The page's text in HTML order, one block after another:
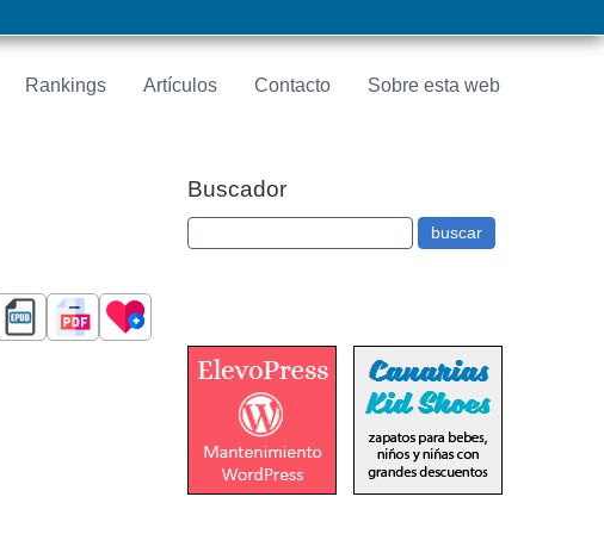
Rankings Artículos Contacto Sobre esta web
Buscador